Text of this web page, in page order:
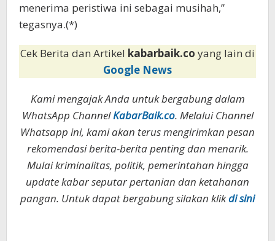
menerima peristiwa ini sebagai musihah,”
tegasnya.(*)
Cek Berita dan Artikel kabarbaik.co yang lain di
Google News
Kami mengajak Anda untuk bergabung dalam
WhatsApp ChannelKabarBaik.co. Melalui Channel
Whatsapp ini, kami akan terus mengirimkan pesan
rekomendasi berita-berita penting dan menarik.
Mulai kriminalitas, politik, pemerintahan hingga
update kabar seputar pertanian dan ketahanan
pangan. Untuk dapat bergabung silakan klikdi sini